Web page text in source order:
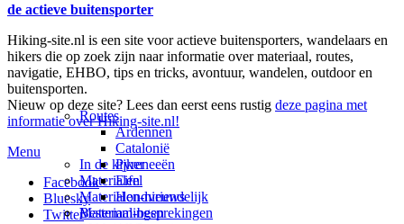
de actieve buitensporter
Hiking-site.nl is een site voor actieve buitensporters, wandelaars en
hikers die op zoek zijn naar informatie over materiaal, routes,
navigatie, EHBO, tips en tricks, avontuur, wandelen, outdoor en
buitensporten.
Nieuw op deze site? Lees dan eerst eens rustig deze pagina met
informatie over Hiking-site.nl!
Menu
Facebook
Bluesky
Twitter
In de kijker
Materialen
Materialen-nieuws
Materiaal-besprekingen
Routes
Ardennen
Catalonië
Pyreneeën
Eifel
Hondvriendelijk
Bestemmingen